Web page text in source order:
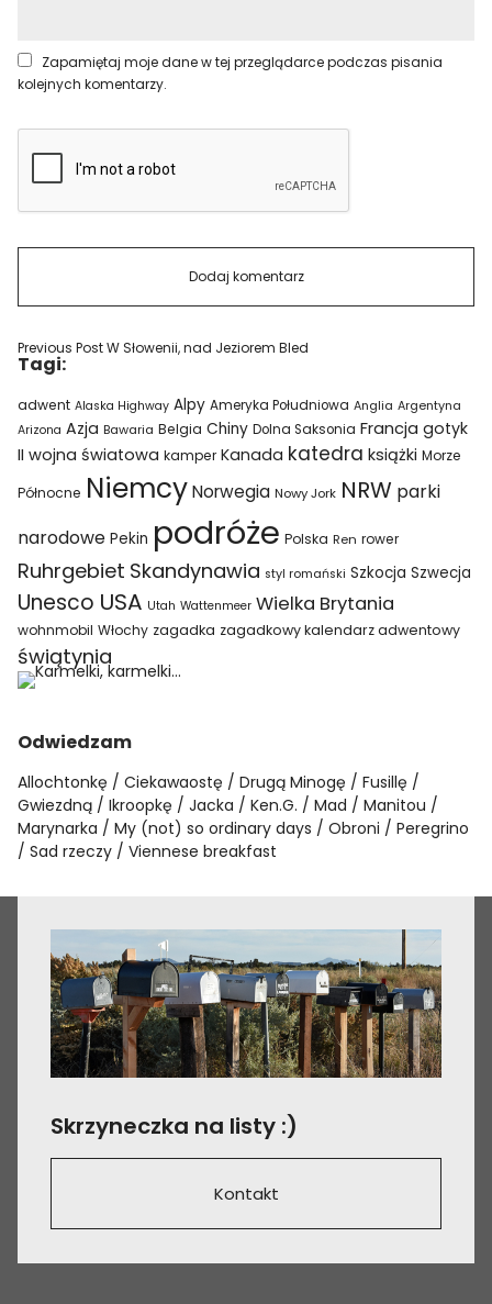
Zapamiętaj moje dane w tej przeglądarce podczas pisania
kolejnych komentarzy.
Previous PostW Słowenii, nad Jeziorem Bled
Tagi:
adwent Alaska Highway Alpy Ameryka Południowa Anglia Argentyna
Arizona Azja Bawaria Belgia Chiny Dolna Saksonia Francja gotyk
II wojna światowa kamper Kanada katedra książki Morze
Północne Niemcy Norwegia Nowy Jork NRW parki
narodowe Pekin podróże Polska Ren rower
Ruhrgebiet Skandynawia styl romański Szkocja Szwecja
Unesco USA Utah Wattenmeer Wielka Brytania
wohnmobil Włochy zagadka zagadkowy kalendarz adwentowy
świątynia
Odwiedzam
Allochtonkę Ciekawaostę Drugą Minogę
Fusillę
Gwiezdną
Ikroopkę Jacka Ken.G. Mad
Manitou
Marynarka
My (not) so ordinary days Obroni
Peregrino
Sad rzeczy
Viennese breakfast
Skrzyneczka na listy :)
Kontakt